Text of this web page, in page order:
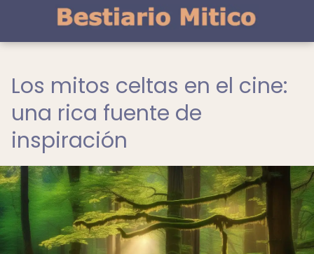
Los mitos celtas en el cine:
una rica fuente de
inspiración